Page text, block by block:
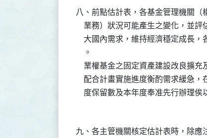
八、前點估計表，各基金管理機關
業務）狀況可能產生之變化，並
大國內需求，維持經濟穩定成長
    。
業權基金之固定資產建設改良擴
配合計畫實施進度衡酌需求緩急
度保留數及本年度奉准先行辦理
九、各主管機關核定估計表時，除